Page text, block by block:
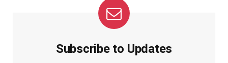
Subscribe to Updates